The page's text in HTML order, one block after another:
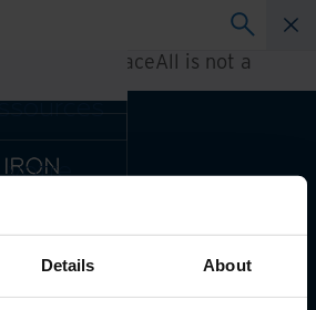
Details About
votre
h.replaceAll is not a
préférés :